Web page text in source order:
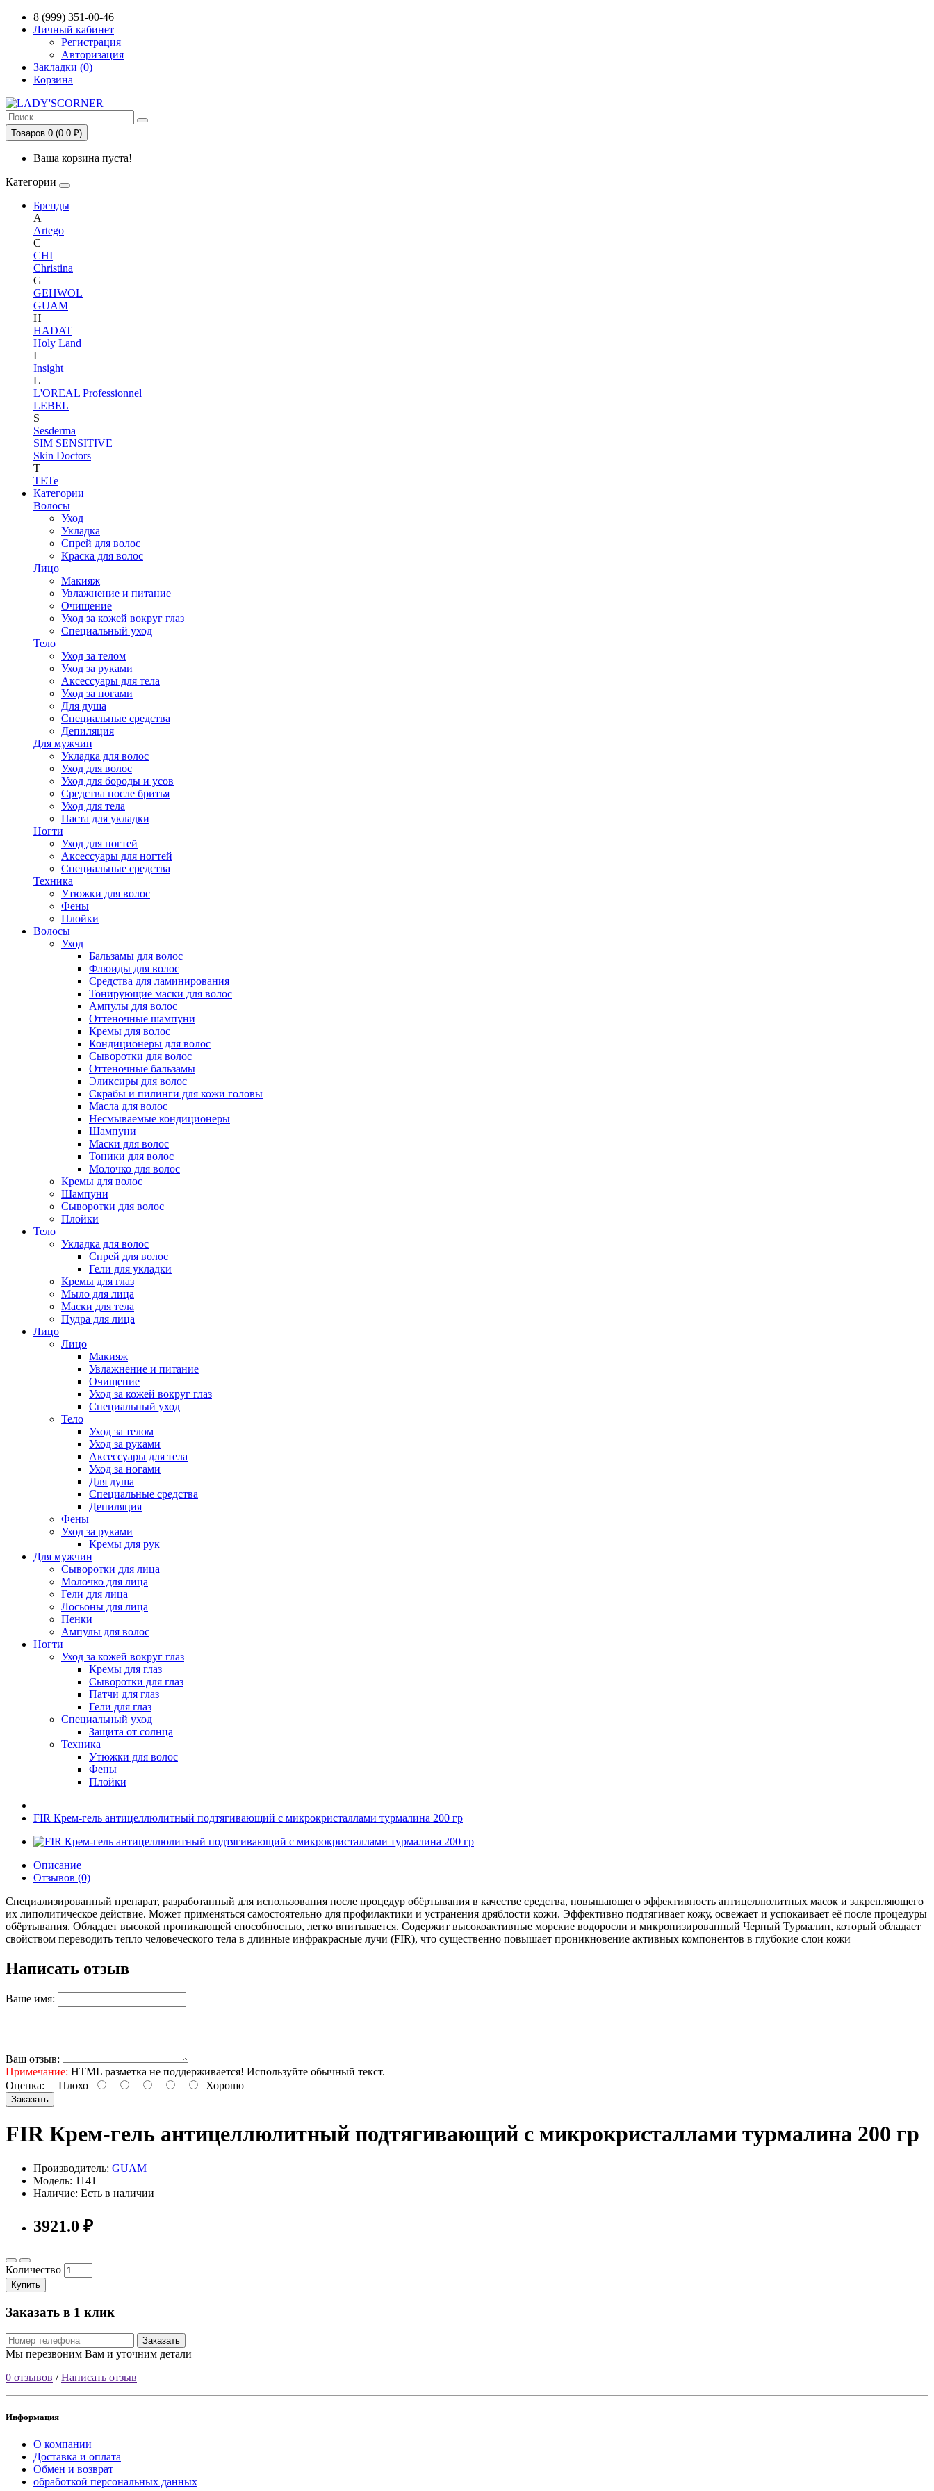
8 (999) 351-00-46
Личный кабинет
Регистрация
Авторизация
Закладки (0)
Корзина
Товаров 0 (0.0 ₽)
Ваша корзина пуста!
Категории
Бренды
A
Artego
C
CHI
Christina
G
GEHWOL
GUAM
H
HADAT
Holy Land
I
Insight
L
L'OREAL Professionnel
LEBEL
S
Sesderma
SIM SENSITIVE
Skin Doctors
T
TETe
Категории
Волосы
Уход
Укладка
Спрей для волос
Краска для волос
Лицо
Макияж
Увлажнение и питание
Очищение
Уход за кожей вокруг глаз
Специальный уход
Тело
Уход за телом
Уход за руками
Аксессуары для тела
Уход за ногами
Для душа
Специальные средства
Депиляция
Для мужчин
Укладка для волос
Уход для волос
Уход для бороды и усов
Средства после бритья
Уход для тела
Паста для укладки
Ногти
Уход для ногтей
Аксессуары для ногтей
Специальные средства
Техника
Утюжки для волос
Фены
Плойки
Волосы
Уход
Бальзамы для волос
Флюиды для волос
Средства для ламинирования
Тонирующие маски для волос
Ампулы для волос
Оттеночные шампуни
Кремы для волос
Кондиционеры для волос
Сыворотки для волос
Оттеночные бальзамы
Эликсиры для волос
Скрабы и пилинги для кожи головы
Масла для волос
Несмываемые кондиционеры
Шампуни
Маски для волос
Тоники для волос
Молочко для волос
Кремы для волос
Шампуни
Сыворотки для волос
Плойки
Тело
Укладка для волос
Спрей для волос
Гели для укладки
Кремы для глаз
Мыло для лица
Маски для тела
Пудра для лица
Лицо
Лицо
Макияж
Увлажнение и питание
Очищение
Уход за кожей вокруг глаз
Специальный уход
Тело
Уход за телом
Уход за руками
Аксессуары для тела
Уход за ногами
Для душа
Специальные средства
Депиляция
Фены
Уход за руками
Кремы для рук
Для мужчин
Сыворотки для лица
Молочко для лица
Гели для лица
Лосьоны для лица
Пенки
Ампулы для волос
Ногти
Уход за кожей вокруг глаз
Кремы для глаз
Сыворотки для глаз
Патчи для глаз
Гели для глаз
Специальный уход
Защита от солнца
Техника
Утюжки для волос
Фены
Плойки
FIR Крем-гель антицеллюлитный подтягивающий с микрокристаллами турмалина 200 гр
Описание
Отзывов (0)
Специализированный препарат, разработанный для использования после процедур обёртывания в качестве средства, повышающего эффективность антицеллюлитных масок и закрепляющего
их липолитическое действие. Может применяться самостоятельно для профилактики и устранения дряблости кожи. Эффективно подтягивает кожу, освежает и успокаивает её после процедуры
обёртывания. Обладает высокой проникающей способностью, легко впитывается. Содержит высокоактивные морские водоросли и микронизированный Черный Турмалин, который обладает
свойством переводить тепло человеческого тела в длинные инфракрасные лучи (FIR), что существенно повышает проникновение активных компонентов в глубокие слои кожи
Написать отзыв
Ваше имя:
Ваш отзыв:
Примечание: HTML разметка не поддерживается! Используйте обычный текст.
Оценка: Плохо Хорошо
Заказать
FIR Крем-гель антицеллюлитный подтягивающий с микрокристаллами турмалина 200 гр
Производитель: GUAM
Модель: 1141
Наличие: Есть в наличии
3921.0 ₽
Количество
Купить
Заказать в 1 клик
Заказать
Мы перезвоним Вам и уточним детали
0 отзывов /Написать отзыв
Информация
О компании
Доставка и оплата
Обмен и возврат
обработкой персональных данных